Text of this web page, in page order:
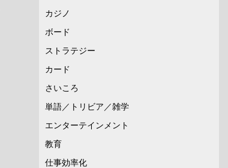
カジノ
ボード
ストラテジー
カード
さいころ
単語／トリビア／雑学
エンターテインメント
教育
仕事効率化